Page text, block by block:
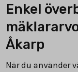
Enkel
Åkarp
När du använder